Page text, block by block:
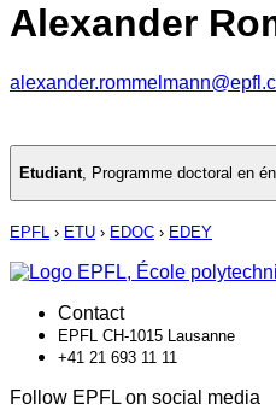
Alexander
Etudiant, Programme doctoral en
EPFL › ETU › EDOC › EDEY
Contact
EPFL CH-1015 Lausanne
+41 21 693 11 11
Follow EPFL on social media